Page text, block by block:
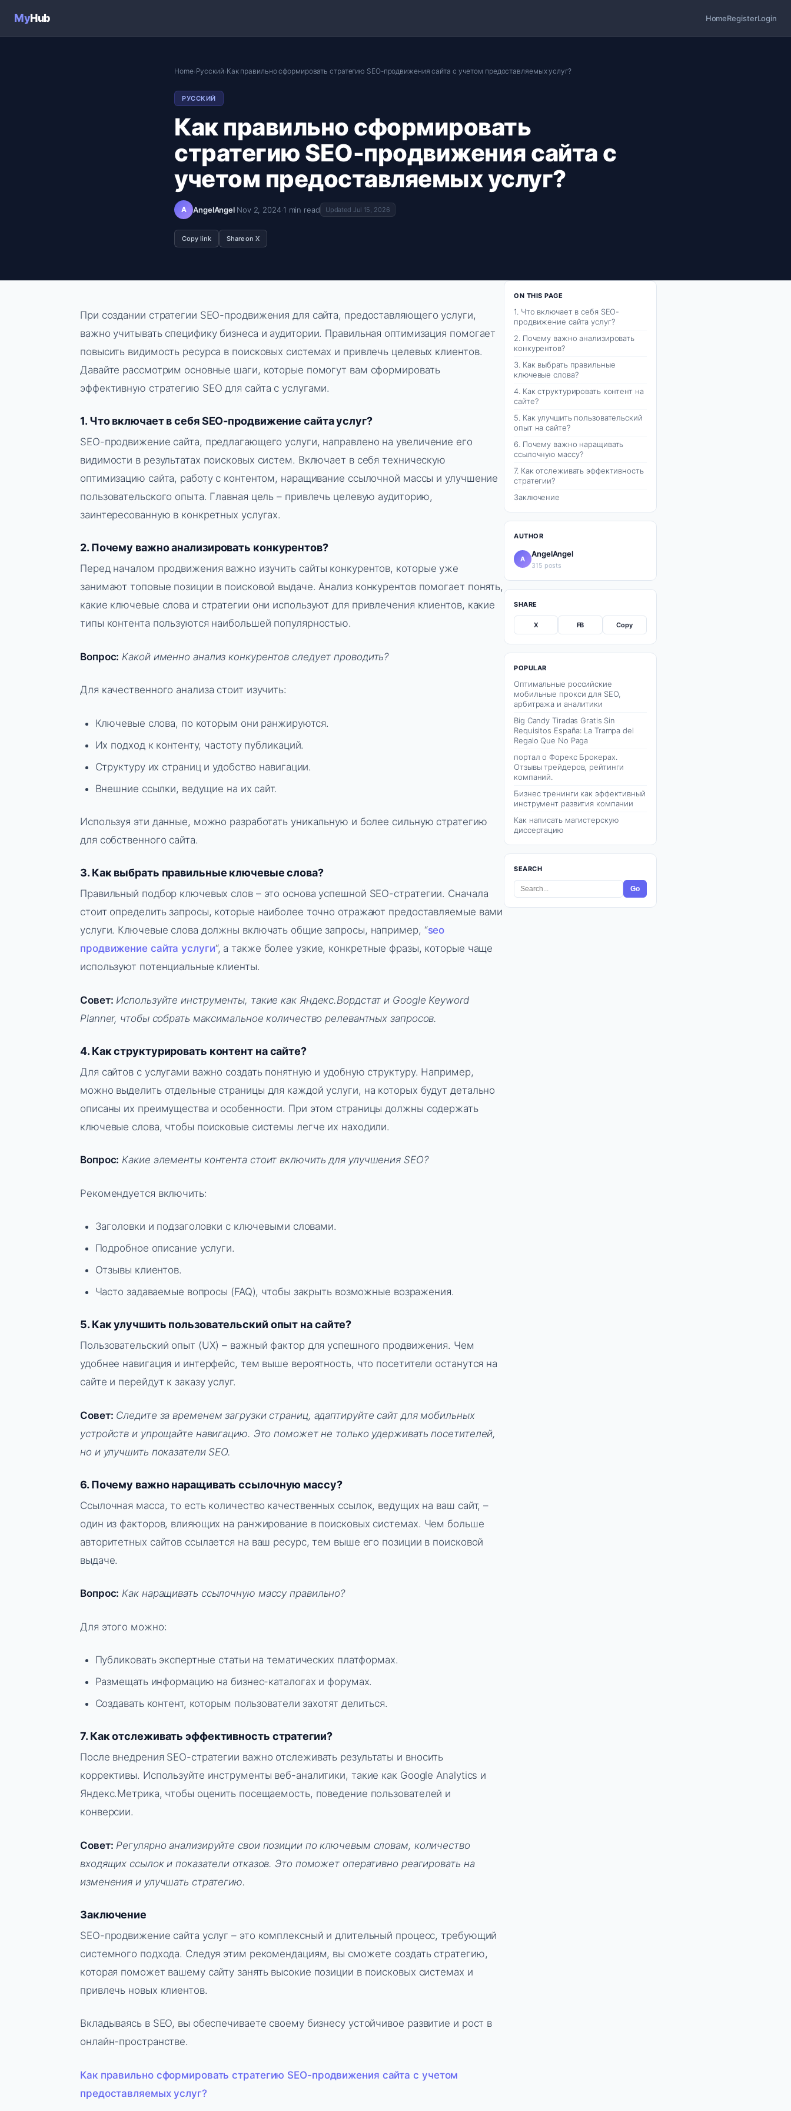
MyHub HomeRegisterLogin
Home›Русский›Как правильно сформировать стратегию SEO-продвижения сайта с учетом предоставляемых услуг?
РУССКИЙ
Как правильно сформировать
стратегию SEO-продвижения сайта с
учетом предоставляемых услуг?
A AngelAngel·Nov 2, 2024·1 min read Updated Jul 15, 2026
Copy link Share on X
При создании стратегии SEO-продвижения для сайта, предоставляющего услуги,
важно учитывать специфику бизнеса и аудитории. Правильная оптимизация помогает
повысить видимость ресурса в поисковых системах и привлечь целевых клиентов.
Давайте рассмотрим основные шаги, которые помогут вам сформировать
эффективную стратегию SEO для сайта с услугами.
1. Что включает в себя SEO-продвижение сайта услуг?
SEO-продвижение сайта, предлагающего услуги, направлено на увеличение его
видимости в результатах поисковых систем. Включает в себя техническую
оптимизацию сайта, работу с контентом, наращивание ссылочной массы и улучшение
пользовательского опыта. Главная цель – привлечь целевую аудиторию,
заинтересованную в конкретных услугах.
2. Почему важно анализировать конкурентов?
Перед началом продвижения важно изучить сайты конкурентов, которые уже
занимают топовые позиции в поисковой выдаче. Анализ конкурентов помогает понять,
какие ключевые слова и стратегии они используют для привлечения клиентов, какие
типы контента пользуются наибольшей популярностью.
Вопрос: Какой именно анализ конкурентов следует проводить?
Для качественного анализа стоит изучить:
Ключевые слова, по которым они ранжируются.
Их подход к контенту, частоту публикаций.
Структуру их страниц и удобство навигации.
Внешние ссылки, ведущие на их сайт.
Используя эти данные, можно разработать уникальную и более сильную стратегию
для собственного сайта.
3. Как выбрать правильные ключевые слова?
Правильный подбор ключевых слов – это основа успешной SEO-стратегии. Сначала
стоит определить запросы, которые наиболее точно отражают предоставляемые вами
услуги. Ключевые слова должны включать общие запросы, например, “seo
продвижение сайта услуги“, а также более узкие, конкретные фразы, которые чаще
используют потенциальные клиенты.
Совет: Используйте инструменты, такие как Яндекс.Вордстат и Google Keyword
Planner, чтобы собрать максимальное количество релевантных запросов.
4. Как структурировать контент на сайте?
Для сайтов с услугами важно создать понятную и удобную структуру. Например,
можно выделить отдельные страницы для каждой услуги, на которых будут детально
описаны их преимущества и особенности. При этом страницы должны содержать
ключевые слова, чтобы поисковые системы легче их находили.
Вопрос: Какие элементы контента стоит включить для улучшения SEO?
Рекомендуется включить:
Заголовки и подзаголовки с ключевыми словами.
Подробное описание услуги.
Отзывы клиентов.
Часто задаваемые вопросы (FAQ), чтобы закрыть возможные возражения.
5. Как улучшить пользовательский опыт на сайте?
Пользовательский опыт (UX) – важный фактор для успешного продвижения. Чем
удобнее навигация и интерфейс, тем выше вероятность, что посетители останутся на
сайте и перейдут к заказу услуг.
Совет: Следите за временем загрузки страниц, адаптируйте сайт для мобильных
устройств и упрощайте навигацию. Это поможет не только удерживать посетителей,
но и улучшить показатели SEO.
6. Почему важно наращивать ссылочную массу?
Ссылочная масса, то есть количество качественных ссылок, ведущих на ваш сайт, –
один из факторов, влияющих на ранжирование в поисковых системах. Чем больше
авторитетных сайтов ссылается на ваш ресурс, тем выше его позиции в поисковой
выдаче.
Вопрос: Как наращивать ссылочную массу правильно?
Для этого можно:
Публиковать экспертные статьи на тематических платформах.
Размещать информацию на бизнес-каталогах и форумах.
Создавать контент, которым пользователи захотят делиться.
7. Как отслеживать эффективность стратегии?
После внедрения SEO-стратегии важно отслеживать результаты и вносить
коррективы. Используйте инструменты веб-аналитики, такие как Google Analytics и
Яндекс.Метрика, чтобы оценить посещаемость, поведение пользователей и
конверсии.
Совет: Регулярно анализируйте свои позиции по ключевым словам, количество
входящих ссылок и показатели отказов. Это поможет оперативно реагировать на
изменения и улучшать стратегию.
Заключение
SEO-продвижение сайта услуг – это комплексный и длительный процесс, требующий
системного подхода. Следуя этим рекомендациям, вы сможете создать стратегию,
которая поможет вашему сайту занять высокие позиции в поисковых системах и
привлечь новых клиентов.
Вкладываясь в SEO, вы обеспечиваете своему бизнесу устойчивое развитие и рост в
онлайн-пространстве.
Как правильно сформировать стратегию SEO-продвижения сайта с учетом
предоставляемых услуг?
ON THIS PAGE
1. Что включает в себя SEO-
продвижение сайта услуг?
2. Почему важно анализировать
конкурентов?
3. Как выбрать правильные
ключевые слова?
4. Как структурировать контент на
сайте?
5. Как улучшить пользовательский
опыт на сайте?
6. Почему важно наращивать
ссылочную массу?
7. Как отслеживать эффективность
стратегии?
Заключение
AUTHOR
A
AngelAngel
315 posts
SHARE
X FB Copy
POPULAR
Оптимальные российские
мобильные прокси для SEO,
арбитража и аналитики
Big Candy Tiradas Gratis Sin
Requisitos España: La Trampa del
Regalo Que No Paga
портал о Форекс Брокерах.
Отзывы трейдеров, рейтинги
компаний.
Бизнес тренинги как эффективный
инструмент развития компании
Как написать магистерскую
диссертацию
SEARCH
Go